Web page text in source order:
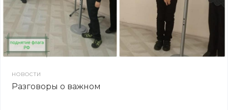
НОВОСТИ
Разговоры о важном